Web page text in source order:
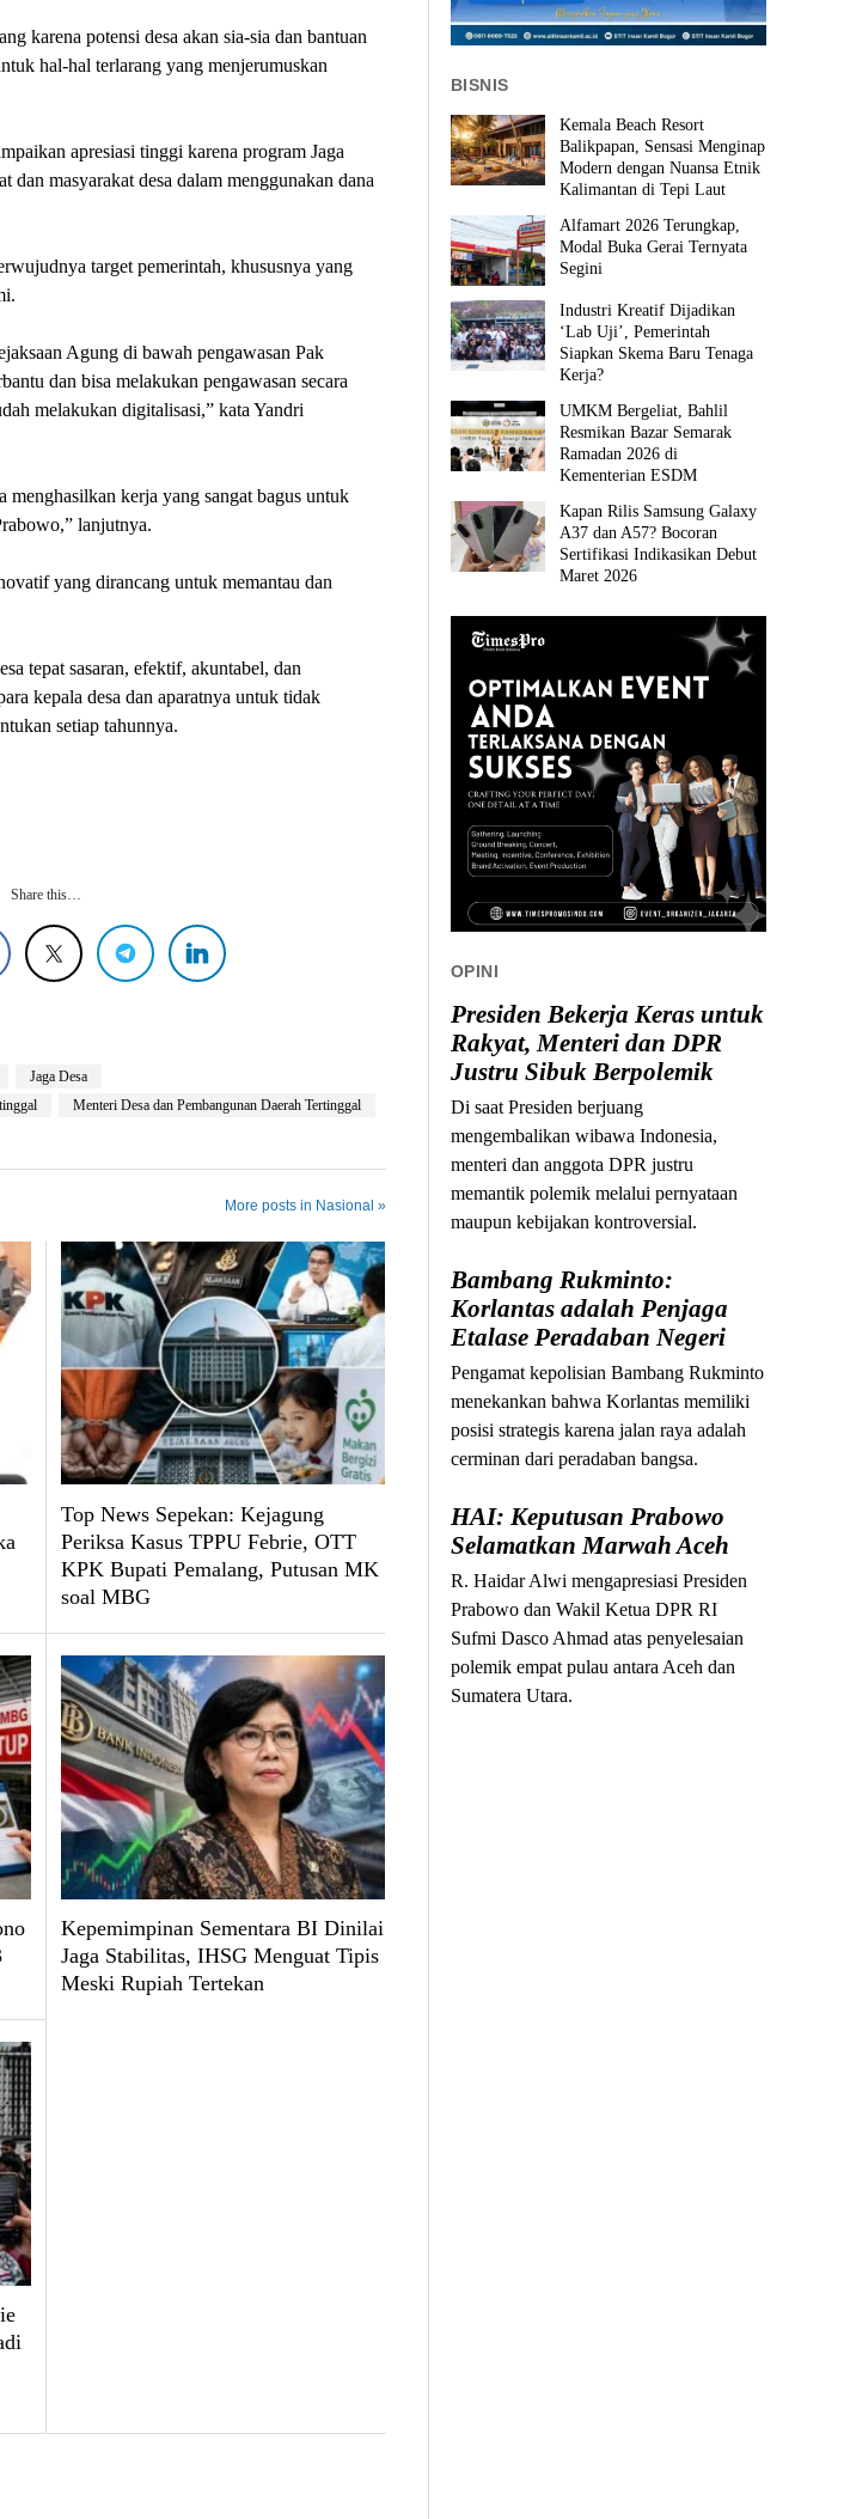
karena potensi desa akan sia-sia dan bantuan
hal-hal terlarang yang menjerumuskan
apresiasi tinggi karena program Jaga
dan masyarakat desa dalam menggunakan dana
target pemerintah, khususnya yang
Agung di bawah pengawasan Pak
dan bisa melakukan pengawasan secara
melakukan digitalisasi,” kata Yandri
kerja yang sangat bagus untuk
lanjutnya.
yang dirancang untuk memantau dan
tepat sasaran, efektif, akuntabel, dan
kepala desa dan aparatnya untuk tidak
setiap tahunnya.
Share this…
Jaga Desa
Menteri Desa dan Pembangunan Daerah Tertinggal
More posts in Nasional »
Top News Sepekan: Kejagung
Periksa Kasus TPPU Febrie, OTT
KPK Bupati Pemalang, Putusan MK
soal MBG
Kepemimpinan Sementara BI Dinilai
Jaga Stabilitas, IHSG Menguat Tipis
Meski Rupiah Tertekan
BISNIS
Kemala Beach Resort
Balikpapan, Sensasi Menginap
Modern dengan Nuansa Etnik
Kalimantan di Tepi Laut
Alfamart 2026 Terungkap,
Modal Buka Gerai Ternyata
Segini
Industri Kreatif Dijadikan
‘Lab Uji’, Pemerintah
Siapkan Skema Baru Tenaga
Kerja?
UMKM Bergeliat, Bahlil
Resmikan Bazar Semarak
Ramadan 2026 di
Kementerian ESDM
Kapan Rilis Samsung Galaxy
A37 dan A57? Bocoran
Sertifikasi Indikasikan Debut
Maret 2026
OPINI
Presiden Bekerja Keras untuk
Rakyat, Menteri dan DPR
Justru Sibuk Berpolemik
Di saat Presiden berjuang
mengembalikan wibawa Indonesia,
menteri dan anggota DPR justru
memantik polemik melalui pernyataan
maupun kebijakan kontroversial.
Bambang Rukminto:
Korlantas adalah Penjaga
Etalase Peradaban Negeri
Pengamat kepolisian Bambang Rukminto
menekankan bahwa Korlantas memiliki
posisi strategis karena jalan raya adalah
cerminan dari peradaban bangsa.
HAI: Keputusan Prabowo
Selamatkan Marwah Aceh
R. Haidar Alwi mengapresiasi Presiden
Prabowo dan Wakil Ketua DPR RI
Sufmi Dasco Ahmad atas penyelesaian
polemik empat pulau antara Aceh dan
Sumatera Utara.